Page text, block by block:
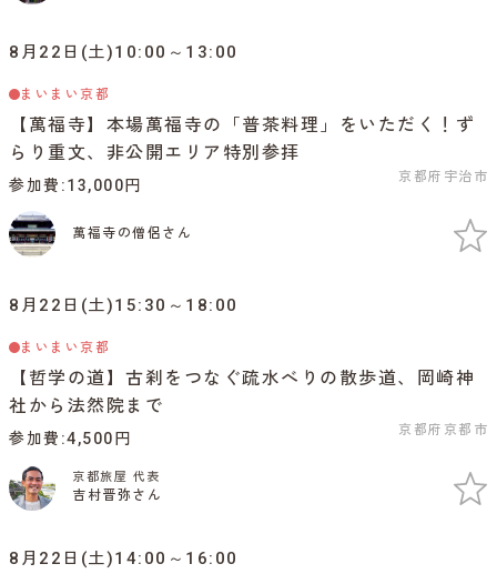
8月22日(土)10:00～13:00
まいまい京都
【萬福寺】本場萬福寺の「普茶料理」をいただく！ず
らり重文、非公開エリア特別参拝
京都府宇治市
参加費 13,000円
萬福寺の僧侶さん
8月22日(土)15:30～18:00
まいまい京都
【哲学の道】古刹をつなぐ疏水べりの散歩道、岡崎神
社から法然院まで
京都府京都市
参加費 4,500円
京都旅屋 代表
吉村晋弥さん
8月22日(土)14:00～16:00